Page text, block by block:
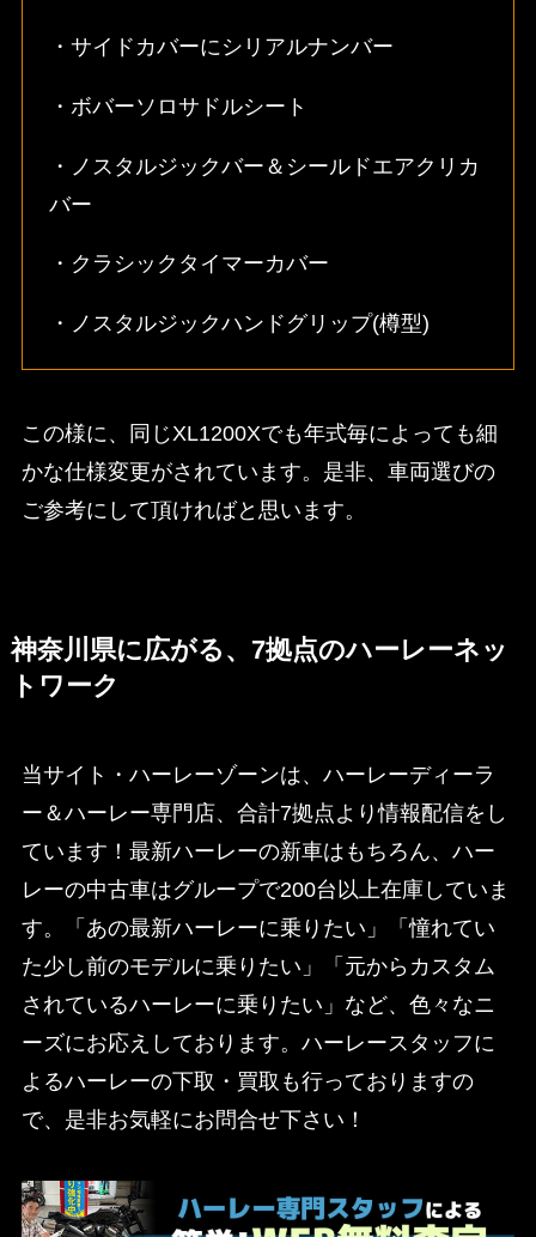
・サイドカバーにシリアルナンバー
・ボバーソロサドルシート
・ノスタルジックバー＆シールドエアクリカ
バー
・クラシックタイマーカバー
・ノスタルジックハンドグリップ(樽型)
この様に、同じXL1200Xでも年式毎によっても細
かな仕様変更がされています。是非、車両選びの
ご参考にして頂ければと思います。
神奈川県に広がる、7拠点のハーレーネッ
トワーク
当サイト・ハーレーゾーンは、ハーレーディーラ
ー＆ハーレー専門店、合計7拠点より情報配信をし
ています！最新ハーレーの新車はもちろん、ハー
レーの中古車はグループで200台以上在庫していま
す。「あの最新ハーレーに乗りたい」「憧れてい
た少し前のモデルに乗りたい」「元からカスタム
されているハーレーに乗りたい」など、色々なニ
ーズにお応えしております。ハーレースタッフに
よるハーレーの下取・買取も行っておりますの
で、是非お気軽にお問合せ下さい！